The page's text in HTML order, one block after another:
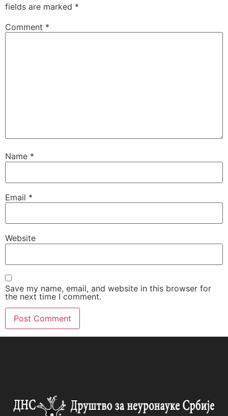
fields are marked *
Comment *
Name *
Email *
Website
Save my name, email, and website in this browser for
the next time I comment.